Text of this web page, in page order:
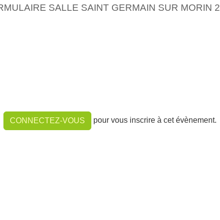
SALLE SAINT GERMAIN SUR MORIN
CONNECTEZ-VOUS pour vous inscrire à cet évènement.